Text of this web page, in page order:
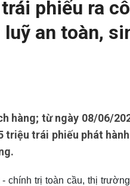
phiếu ra
an toàn,
hàng; từ ngày 08/06/
triệu trái phiếu phát
chính trị toàn cầu, thị